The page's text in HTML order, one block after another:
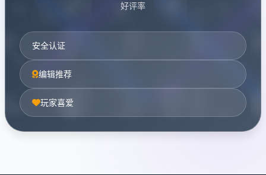
好评率
安全认证
编辑推荐
玩家喜爱